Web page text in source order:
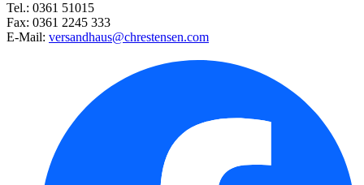
Tel.: 0361 51015
Fax: 0361 2245 333
E-Mail: versandhaus@chrestensen.com